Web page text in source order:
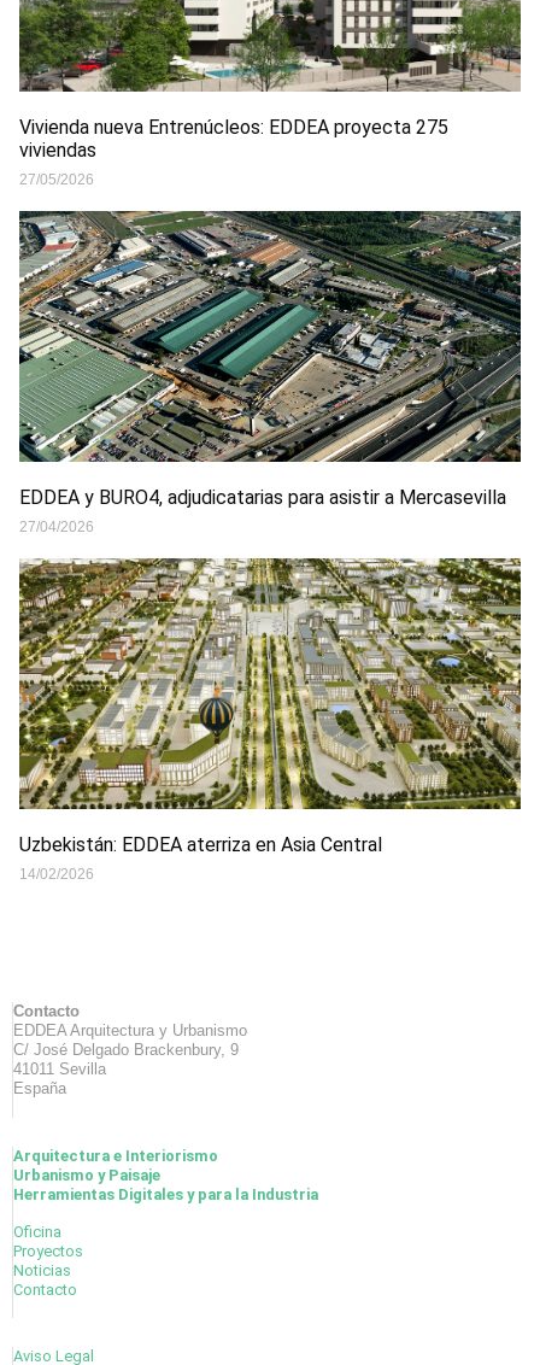
Vivienda nueva Entrenúcleos: EDDEA proyecta 275
viviendas
27/05/2026
EDDEA y BURO4, adjudicatarias para asistir a Mercasevilla
27/04/2026
Uzbekistán: EDDEA aterriza en Asia Central
14/02/2026
Contacto
EDDEA Arquitectura y Urbanismo
C/ José Delgado Brackenbury, 9
41011 Sevilla
España
Arquitectura e Interiorismo
Urbanismo y Paisaje
Herramientas Digitales y para la Industria
Oficina
Proyectos
Noticias
Contacto
Aviso Legal